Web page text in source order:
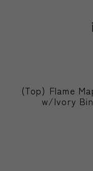
(Top) Flame
w/Ivory